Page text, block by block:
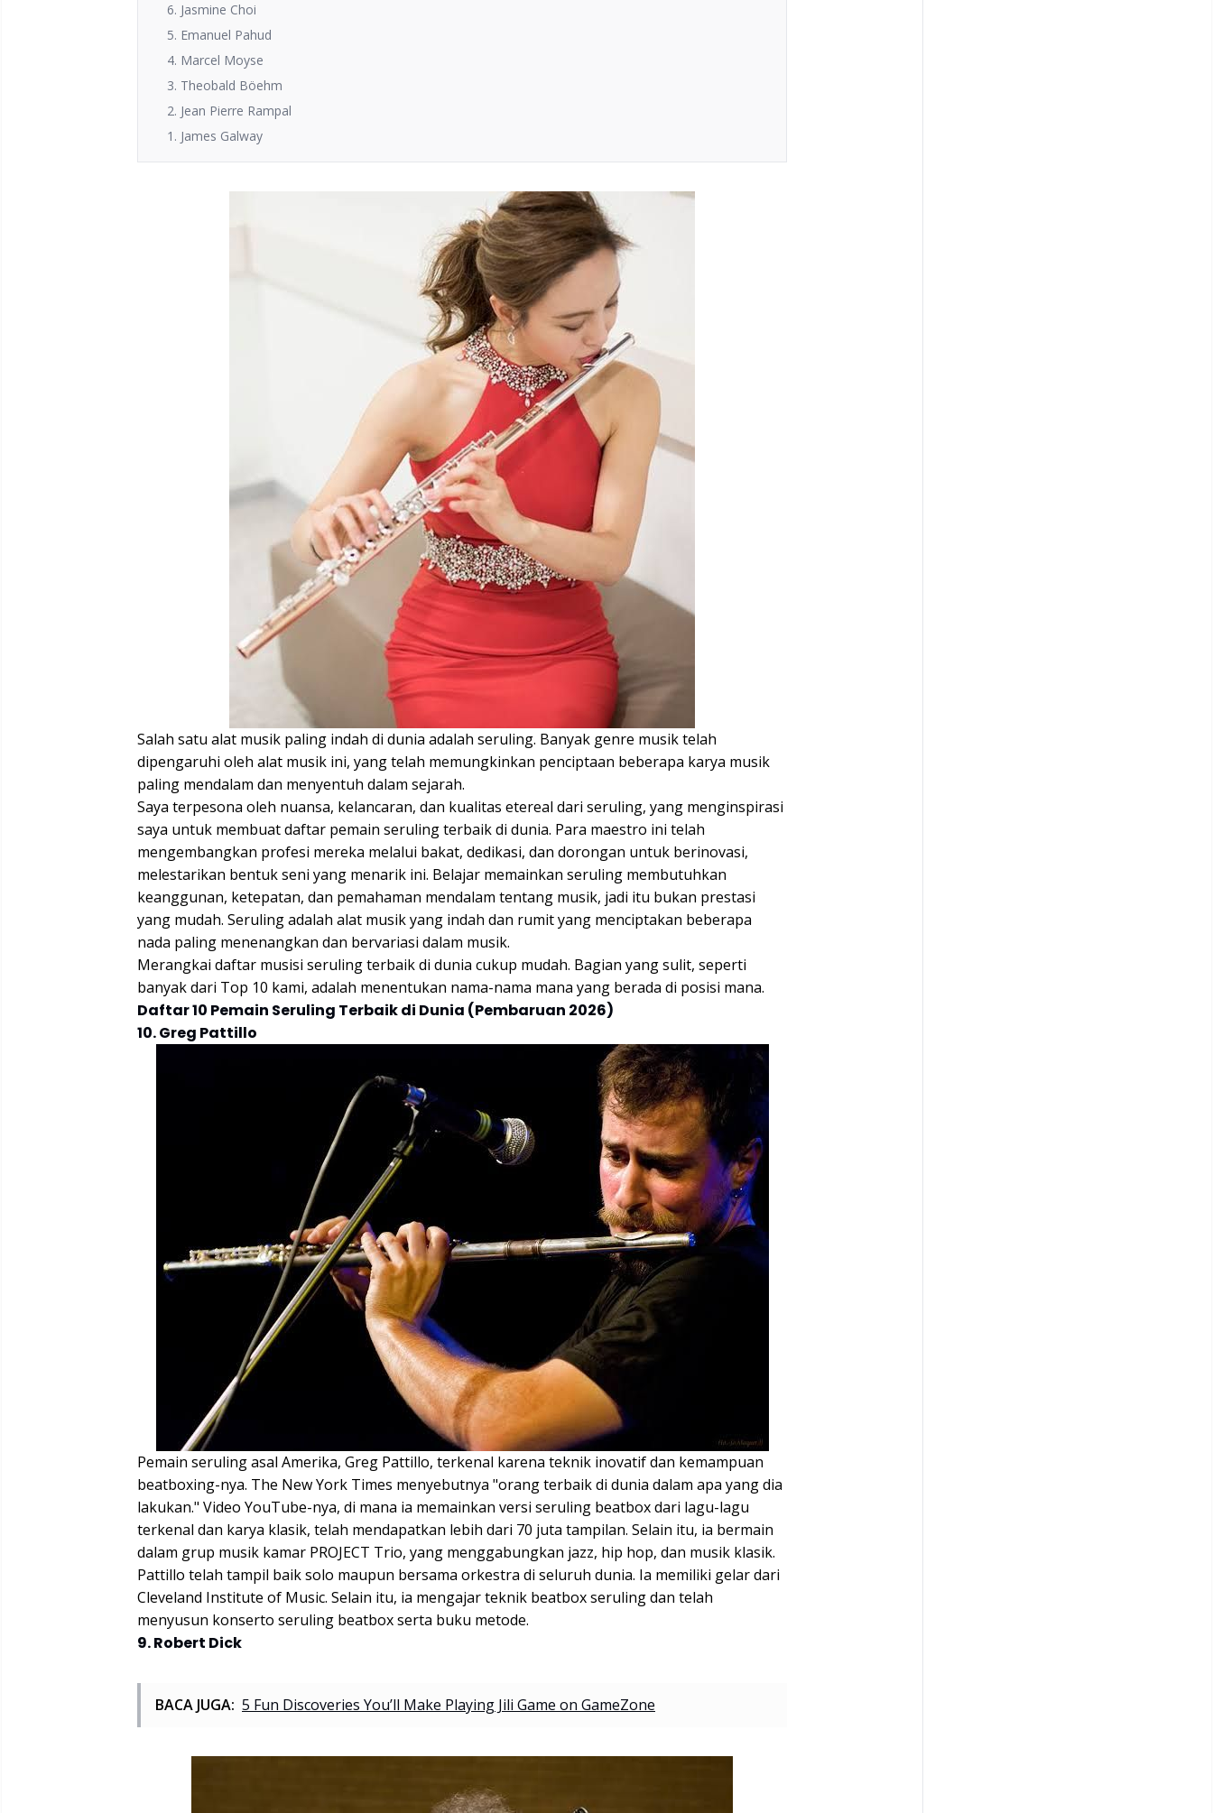
6. Jasmine Choi
5. Emanuel Pahud
4. Marcel Moyse
3. Theobald Böehm
2. Jean Pierre Rampal
1. James Galway
Salah satu alat musik paling indah di dunia adalah seruling. Banyak genre musik telah
dipengaruhi oleh alat musik ini, yang telah memungkinkan penciptaan beberapa karya musik
paling mendalam dan menyentuh dalam sejarah.
Saya terpesona oleh nuansa, kelancaran, dan kualitas etereal dari seruling, yang menginspirasi
saya untuk membuat daftar pemain seruling terbaik di dunia. Para maestro ini telah
mengembangkan profesi mereka melalui bakat, dedikasi, dan dorongan untuk berinovasi,
melestarikan bentuk seni yang menarik ini. Belajar memainkan seruling membutuhkan
keanggunan, ketepatan, dan pemahaman mendalam tentang musik, jadi itu bukan prestasi
yang mudah. Seruling adalah alat musik yang indah dan rumit yang menciptakan beberapa
nada paling menenangkan dan bervariasi dalam musik.
Merangkai daftar musisi seruling terbaik di dunia cukup mudah. Bagian yang sulit, seperti
banyak dari Top 10 kami, adalah menentukan nama-nama mana yang berada di posisi mana.
Daftar 10 Pemain Seruling Terbaik di Dunia (Pembaruan 2026)
10. Greg Pattillo
Pemain seruling asal Amerika, Greg Pattillo, terkenal karena teknik inovatif dan kemampuan
beatboxing-nya. The New York Times menyebutnya "orang terbaik di dunia dalam apa yang dia
lakukan." Video YouTube-nya, di mana ia memainkan versi seruling beatbox dari lagu-lagu
terkenal dan karya klasik, telah mendapatkan lebih dari 70 juta tampilan. Selain itu, ia bermain
dalam grup musik kamar PROJECT Trio, yang menggabungkan jazz, hip hop, dan musik klasik.
Pattillo telah tampil baik solo maupun bersama orkestra di seluruh dunia. Ia memiliki gelar dari
Cleveland Institute of Music. Selain itu, ia mengajar teknik beatbox seruling dan telah
menyusun konserto seruling beatbox serta buku metode.
9. Robert Dick
BACA JUGA: 5 Fun Discoveries You’ll Make Playing Jili Game on GameZone